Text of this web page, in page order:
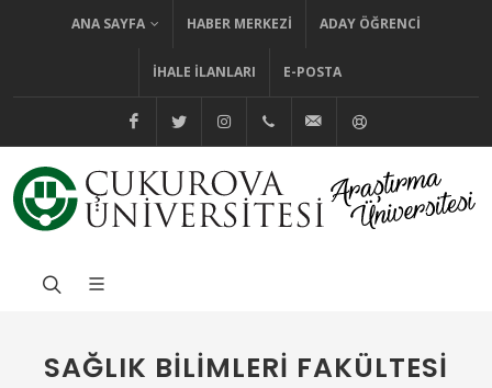
ANA SAYFA HABER MERKEZI ADAY ÖĞRENCI
İHALE İLANLARI E-POSTA
@cuhabermerkezi
@cukurovaedutr
@cukurovaedutr
+90 (322) 338 60 84
bilgi@cu.edu.tr
SAĞLIK BILIMLERI FAKÜLTESI